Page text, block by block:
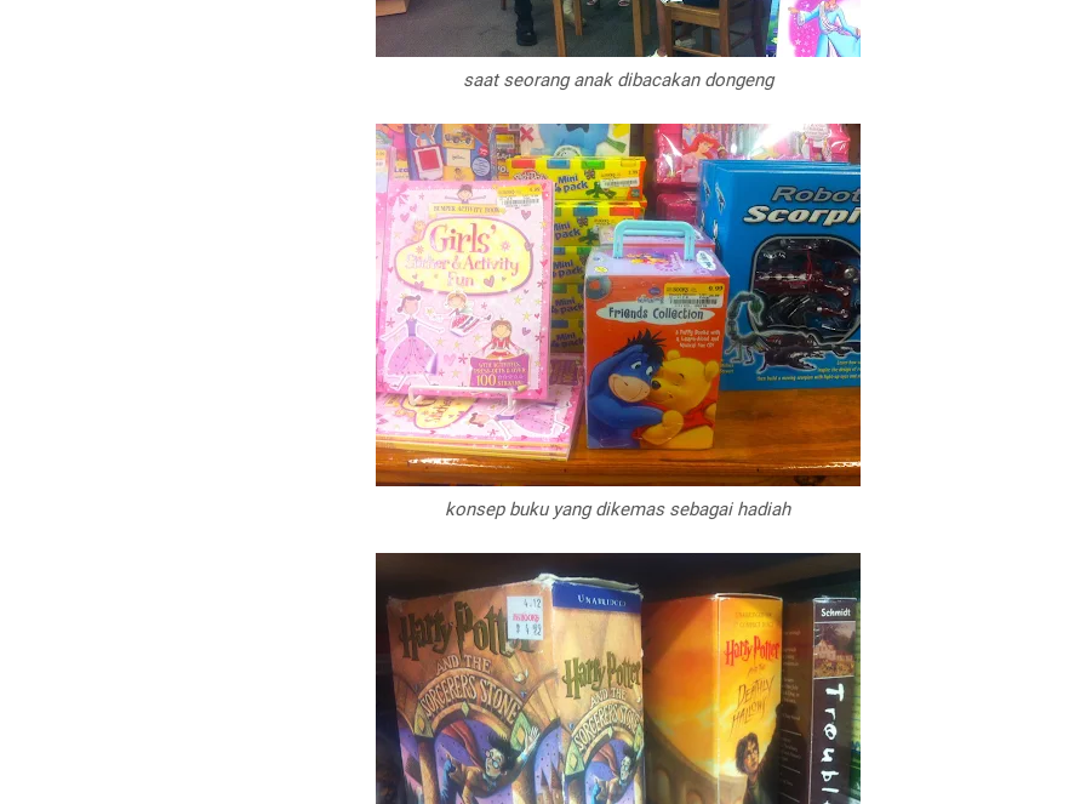
saat seorang anak dibacakan dongeng
konsep buku yang dikemas sebagai hadiah